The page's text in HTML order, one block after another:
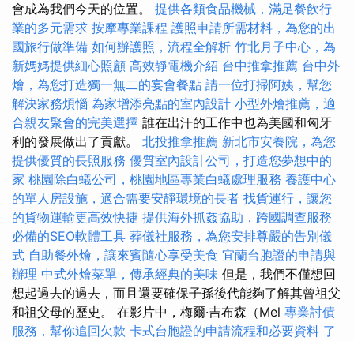
會成為我們今天的位置。 提供各類食品機械，滿足餐飲行
業的多元需求 按摩專業課程 護照申請所需材料，為您的出
國旅行做準備 如何辦護照，流程全解析 竹北月子中心，為
新媽媽提供細心照顧 高效靜電機介紹 台中推拿推薦 台中外
燴，為您打造獨一無二的宴會餐點 請一位打掃阿姨，幫您
解決家務煩惱 為家增添亮點的室內設計 小型外燴推薦，適
合親友聚會的完美選擇 誰在出汗的工作中也為美國和匈牙
利的發展做出了貢獻。 北投推拿推薦 新北市安養院，為您
提供優質的長照服務 優質室內設計公司，打造您夢想中的
家 桃園除白蟻公司，桃園地區專業白蟻處理服務 養護中心
的單人房設施，適合需要安靜環境的長者 找貨運行，讓您
的貨物運輸更高效快捷 提供海外抓姦協助，跨國調查服務
必備的SEO軟體工具 葬儀社服務，為您安排尊嚴的告別儀
式 自助餐外燴，讓來賓隨心享受美食 宜蘭台胞證的申請與
辦理 中式外燴菜單，傳承經典的美味 但是，我們不僅想回
想起過去的過去，而且還要確保子孫後代能夠了解其曾祖父
和祖父母的歷史。 在影片中，梅爾·吉布森（Mel 專業討債
服務，幫你追回欠款 卡式台胞證的申請流程和必要資料 了